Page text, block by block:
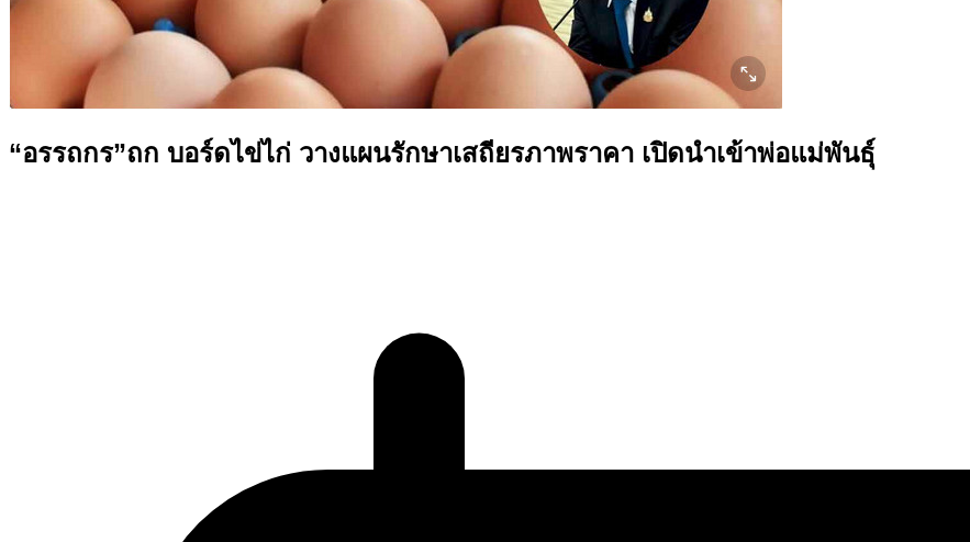
“อรรถกร”ถก บอร์ดไข่ไก่ วางแผนรักษาเสถียรภาพราคา เปิดนำเข้าพ่อแม่พันธุ์